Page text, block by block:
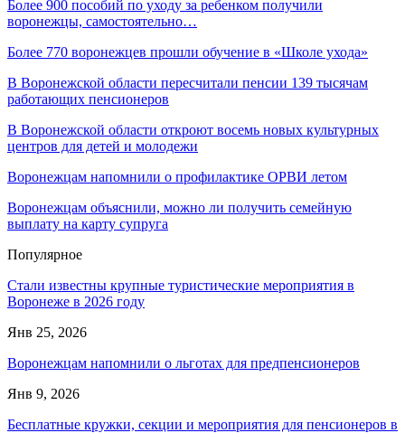
Более 900 пособий по уходу за ребенком получили
воронежцы, самостоятельно…
Более 770 воронежцев прошли обучение в «Школе ухода»
В Воронежской области пересчитали пенсии 139 тысячам
работающих пенсионеров
В Воронежской области откроют восемь новых культурных
центров для детей и молодежи
Воронежцам напомнили о профилактике ОРВИ летом
Воронежцам объяснили, можно ли получить семейную
выплату на карту супруга
Популярное
Стали известны крупные туристические мероприятия в
Воронеже в 2026 году
Янв 25, 2026
Воронежцам напомнили о льготах для предпенсионеров
Янв 9, 2026
Бесплатные кружки, секции и мероприятия для пенсионеров в